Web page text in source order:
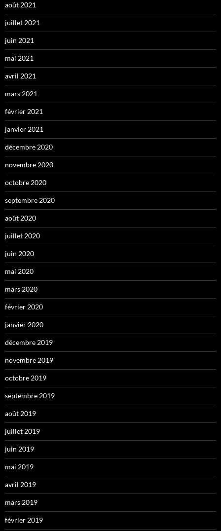
août 2021
juillet 2021
juin 2021
mai 2021
avril 2021
mars 2021
février 2021
janvier 2021
décembre 2020
novembre 2020
octobre 2020
septembre 2020
août 2020
juillet 2020
juin 2020
mai 2020
mars 2020
février 2020
janvier 2020
décembre 2019
novembre 2019
octobre 2019
septembre 2019
août 2019
juillet 2019
juin 2019
mai 2019
avril 2019
mars 2019
février 2019